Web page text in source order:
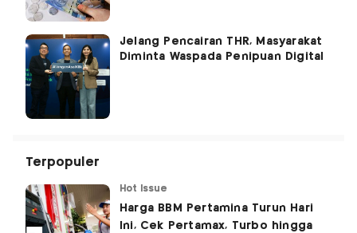
Jelang Pencairan THR, Masyarakat
Diminta Waspada Penipuan Digital
Terpopuler
Hot Issue
Harga BBM Pertamina Turun Hari
Ini, Cek Pertamax, Turbo hingga